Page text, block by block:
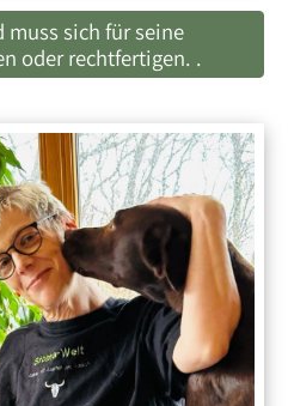
muss sich für seine
oder rechtfertigen. .